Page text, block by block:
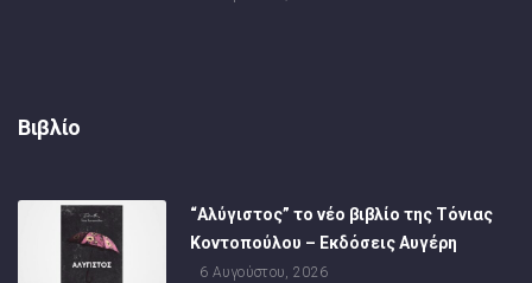
Βιβλίο
“Αλύγιστος” το νέο βιβλίο της Τόνιας
Κοντοπούλου – Εκδόσεις Αυγέρη
6 Αυγούστου, 2026